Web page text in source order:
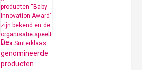
De
genomineerde
producten